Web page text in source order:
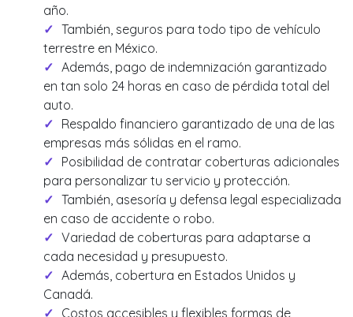
año.
También, seguros para todo tipo de vehículo
terrestre en México.
Además, pago de indemnización garantizado
en tan solo 24 horas en caso de pérdida total del
auto.
Respaldo financiero garantizado de una de las
empresas más sólidas en el ramo.
Posibilidad de contratar coberturas adicionales
para personalizar tu servicio y protección.
También, asesoría y defensa legal especializada
en caso de accidente o robo.
Variedad de coberturas para adaptarse a
cada necesidad y presupuesto.
Además, cobertura en Estados Unidos y
Canadá.
Costos accesibles y flexibles formas de